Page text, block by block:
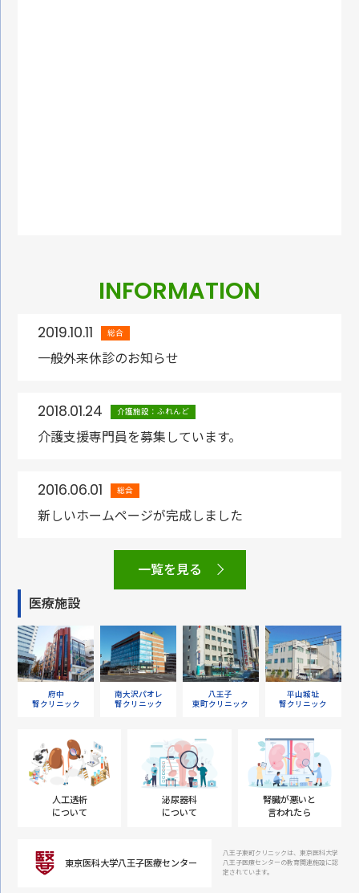
INFORMATION
2019.10.11 総合
一般外来休診のお知らせ
2018.01.24 介護施設：ふれんど
介護支援専門員を募集しています。
2016.06.01 総合
新しいホームページが完成しました
一覧を見る
医療施設
府中
腎クリニック
南大沢パオレ
腎クリニック
八王子
東町クリニック
平山城址
腎クリニック
人工透析
について
泌尿器科
について
腎臓が悪いと
言われたら
東京医科大学八王子医療センター
八王子東町クリニックは、東京医科大学
八王子医療センターの教育関連施設に認
定されています。